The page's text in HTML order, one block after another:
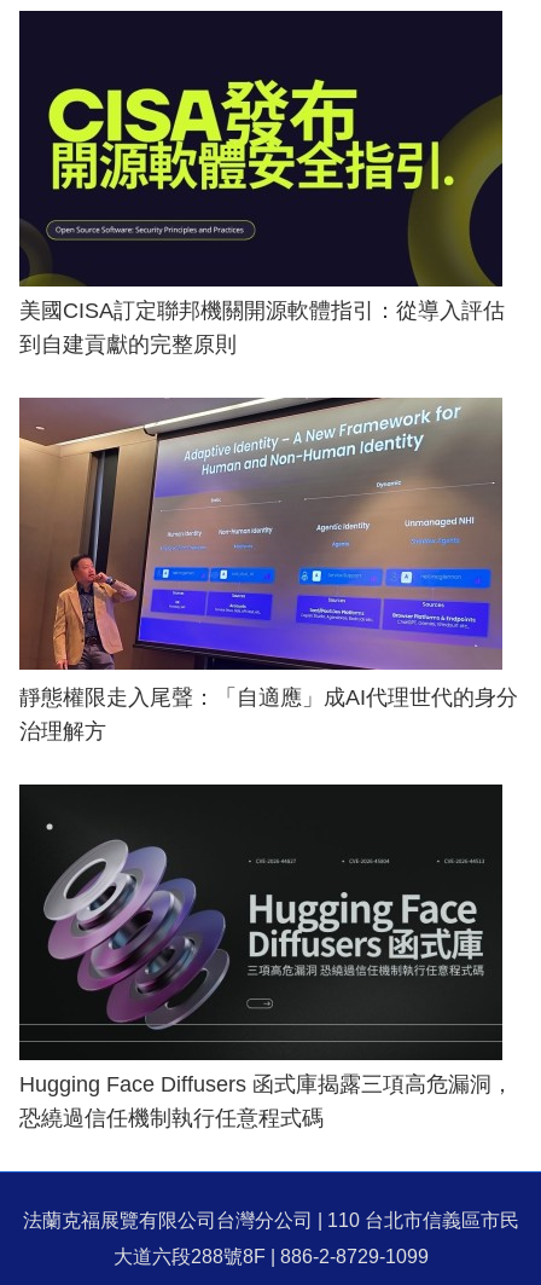
美國CISA訂定聯邦機關開源軟體指引：從導入評估
到自建貢獻的完整原則
靜態權限走入尾聲：「自適應」成AI代理世代的身分
治理解方
Hugging Face Diffusers 函式庫揭露三項高危漏洞，
恐繞過信任機制執行任意程式碼
法蘭克福展覽有限公司台灣分公司 | 110 台北市信義區市民
大道六段288號8F | 886-2-8729-1099